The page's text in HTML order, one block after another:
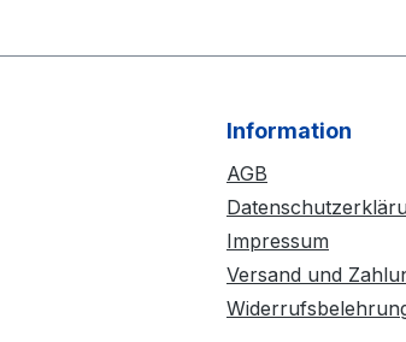
Information
AGB
Impressum
Versand und